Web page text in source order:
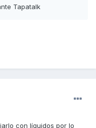
Tapatalk
con líquidos por lo